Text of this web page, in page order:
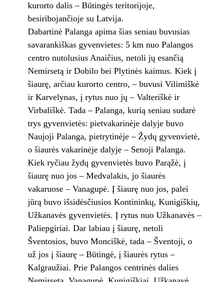
kurorto dalis – Būtingės teritorijoje,
besiribojančioje su Latvija.
Dabartinė Palanga apima šias seniau buvusias
savarankiškas gyvenvietes: 5 km nuo Palangos
centro nutolusius Anaičius, netoli jų esančią
Nemirsetą ir Dobilo bei Plytinės kaimus. Kiek į
šiaurę, arčiau kurorto centro, – buvusi Vilimiškė
ir Karvelynas, į rytus nuo jų – Valteriškė ir
Virbališkė. Tada – Palanga, kurią seniau sudarė
trys gyvenvietės: pietvakarinėje dalyje buvo
Naujoji Palanga, pietrytinėje – Žydų gyvenvietė,
o šiaurės vakarinėje dalyje – Senoji Palanga.
Kiek ryčiau žydų gyvenvietės buvo Parąžė, į
šiaurę nuo jos – Medvalakis, jo šiaurės
vakaruose – Vanagupė. Į šiaurę nuo jos, palei
jūrą buvo išsidėsčiusios Kontininkų, Kunigiškių,
Užkanavės gyvenvietės. Į rytus nuo Užkanavės –
Paliepgiriai. Dar labiau į šiaurę, netoli
Šventosios, buvo Monciškė, tada – Šventoji, o
už jos į šiaurę – Būtingė, į šiaurės rytus –
Kalgraužiai. Prie Palangos centrinės dalies